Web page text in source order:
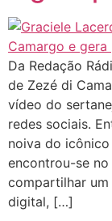
Da Redação
de Zezé di
vídeo do
redes sociais.
noiva do
encontrou-se
compartilhar
digital, […]